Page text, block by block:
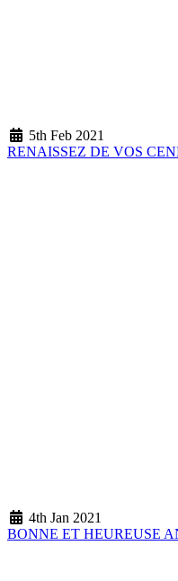
5th Feb 2021
RENAISSEZ DE VOS
4th Jan 2021
BONNE ET HEUREUSE